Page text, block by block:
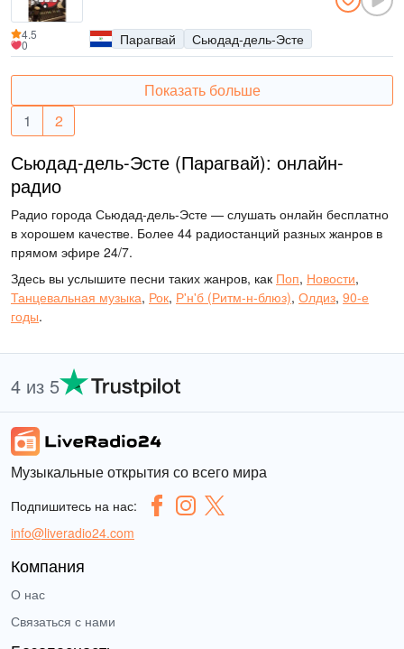
Парагвай Сьюдад-дель-Эсте
4.5
0
Показать больше
1
2
Сьюдад-дель-Эсте (Парагвай): онлайн-
радио
Радио города Сьюдад-дель-Эсте — слушать онлайн бесплатно
в хорошем качестве. Более 44 радиостанций разных жанров в
прямом эфире 24/7.
Здесь вы услышите песни таких жанров, как Поп, Новости,
Танцевальная музыка, Рок, Р'н'б (Ритм-н-блюз), Олдиз, 90-е
годы.
4 из 5
Музыкальные открытия со всего мира
Подпишитесь на нас:
info@liveradio24.com
Компания
О нас
Связаться с нами